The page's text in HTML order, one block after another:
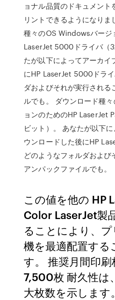
ョナル品質のドキュメン
リントできるようになりま
種々のOS Windowsバージ
LaserJet 5000ドライバ（
たが以下によってアーカイ
にHP LaserJet 5000ドラ
ダおよびそれが実行される
ルでも。 ダウンロード種
ョンのためのHP LaserJet
ビット）。 あなたが以下
ウンロードした後にHP
どのようなフォルダおよ
アンパックファイルでも。
この値を他の HP
Color LaserJet製
ることにより、
機を最適配置する
す。 推奨月間印
7,500枚 耐久性は
大枚数を示します。